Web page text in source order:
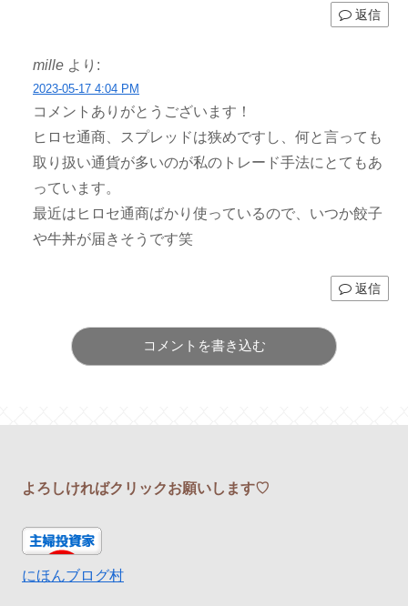
返信
mille より:
2023-05-17 4:04 PM
コメントありがとうございます！
ヒロセ通商、スプレッドは狭めですし、何と言っても
取り扱い通貨が多いのが私のトレード手法にとてもあ
っています。
最近はヒロセ通商ばかり使っているので、いつか餃子
や牛丼が届きそうです笑
返信
コメントを書き込む
よろしければクリックお願いします♡
にほんブログ村